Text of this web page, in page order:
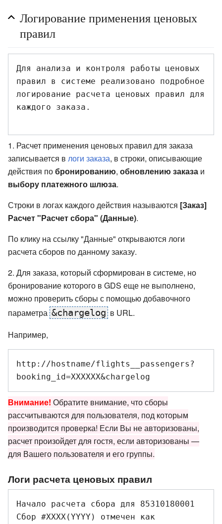
Логирование применения ценовых
правил
Для анализа и контроля работы ценовых
правил в системе реализовано подробное
логирование расчета ценовых правил для
каждого заказа.
1. Расчет применения ценовых правил для заказа
записывается в логи заказа, в строки, описывающие
действия побронированию, обновлению заказа и
выбору платежного шлюза.
Строки в логах каждого действия называются [Заказ]
Расчет "Расчет сбора" (Данные).
По клику на ссылку "Данные" открываются логи
расчета сборов по данному заказу.
2. Для заказа, который сформирован в системе, но
бронирование которого в GDS еще не выполнено,
можно проверить сборы с помощью добавочного
параметра &chargelog в URL.
Например,
http://hostname/flights__passengers?
booking_id=XXXXXX&chargelog
Внимание! Обратите внимание, что сборы
рассчитываются для пользователя, под которым
производится проверка! Если Вы не авторизованы,
расчет произойдет для гостя, если авторизованы —
для Вашего пользователя и его группы.
Логи расчета ценовых правил
Начало расчета сбора для 85310180001
Сбор #XXXX(YYYY) отмечен как